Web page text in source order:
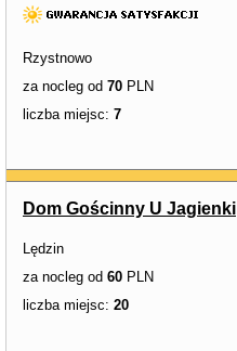
Rzystnowo
za nocleg od 70 PLN
liczba miejsc: 7
Dom Gościnny U Jagienki
Lędzin
za nocleg od 60 PLN
liczba miejsc: 20